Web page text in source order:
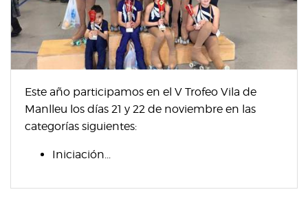
Este año participamos en el V Trofeo Vila de
Manlleu los días 21 y 22 de noviembre en las
categorías siguientes:
Iniciación...